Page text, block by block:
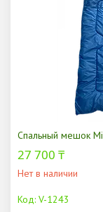
Спальный мешок
27 700 ₸
Нет в наличии
V-1243